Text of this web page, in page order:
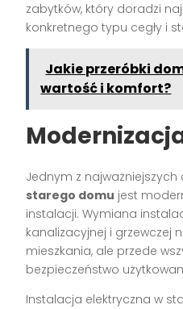
zabytków, który doradzi
konkretnego typu cegły i
Jakie przeróbki
wartość i komfort?
Jednym z najważniejszych
starego domu jest
instalacji. Wymiana
kanalizacyjnej i grzewczej
mieszkania, ale przede
bezpieczeństwo
Instalacja elektryczna w